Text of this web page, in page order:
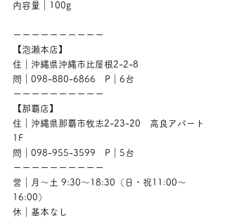
内容量｜100g
ーーーーーーーーーー
【泡瀬本店】
住｜沖縄県沖縄市比屋根2-2-8
問｜098-880-6866　P｜6台
ーーーーーーーーーー
【那覇店】
住｜沖縄県那覇市牧志2-23-20　高良アパート
1F
問｜098-955-3599　P｜5台
ーーーーーーーーーー
営｜月〜土 9:30〜18:30（日・祝11:00〜
16:00）
休｜基本なし